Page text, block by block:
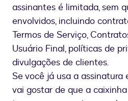
assinantes é limitada, sem
envolvidos, incluindo
Termos de Serviço,
Usuário Final, políticas de
divulgações de clientes.
Se você já usa a assinatura
vai gostar de que a